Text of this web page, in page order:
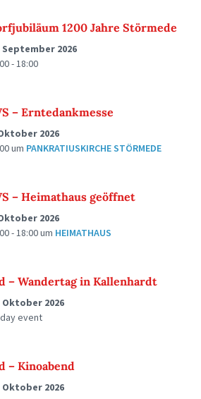
1200 Jahre Störmede
September 2026
- 18:00
– Erntedankmesse
2026
um PANKRATIUSKIRCHE STÖRMEDE
– Heimathaus geöffnet
2026
- 18:00um HEIMATHAUS
– Wandertag in Kallenhardt
Oktober 2026
event
– Kinoabend
Oktober 2026